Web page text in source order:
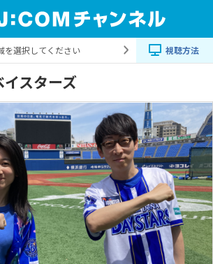
を選択してください 視聴方法
スターズ